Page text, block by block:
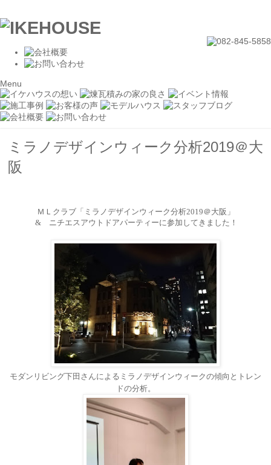
Menu
ミラノデザインウィーク分析2019＠大
阪
ＭＬクラブ「ミラノデザインウィーク分析2019＠大阪」
& ニチエスアウトドアパーティーに参加してきました！
モダンリビング下田さんによるミラノデザインウィークの傾向とトレン
ドの分析。